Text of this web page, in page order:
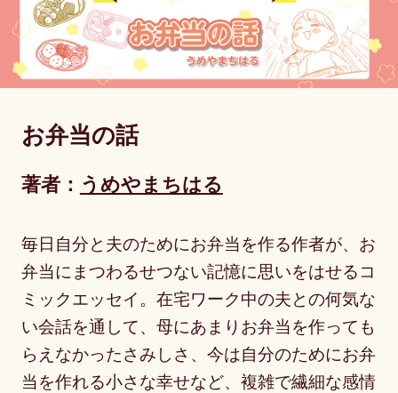
お弁当の話
著者： うめやまちはる
毎日自分と夫のためにお弁当を作る作者が、お
弁当にまつわるせつない記憶に思いをはせるコ
ミックエッセイ。在宅ワーク中の夫との何気な
い会話を通して、母にあまりお弁当を作っても
らえなかったさみしさ、今は自分のためにお弁
当を作れる小さな幸せなど、複雑で繊細な感情